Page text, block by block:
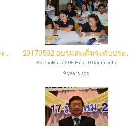
20170503 อบรมสะเต็มระดับประถมศึกษา สช.20 ศรีวรการ 20170502 อบรมสะเต็มระดับประถมศึกษา สช.20 ศรีวรการ
35 Photos ‧ 2305 Hits ‧ 0 Comments
9 years ago